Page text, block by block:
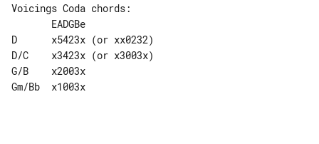
Voicings Coda chords:
D      x5423x (or xx0232)
D/C    x3423x (or x3003x)
G/B    x2003x
Gm/Bb  x1003x